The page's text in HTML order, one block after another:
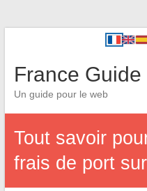
France Guide
Un guide pour le web
Tout savoir
frais de port